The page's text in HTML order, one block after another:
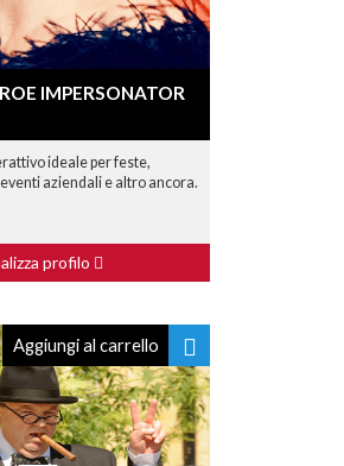
IMPERSONATOR
ideale per feste,
aziendali e altro ancora.
profilo
Aggiungi al carrello